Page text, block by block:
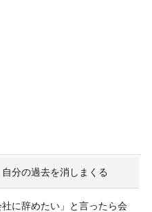
自分の過去を消しまくる
社に辞めたい」と言ったら会